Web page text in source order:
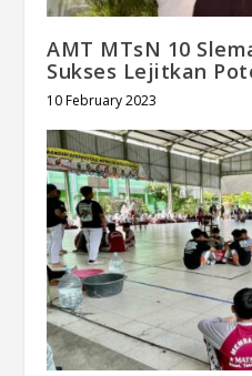
AMT MTsN 10
Sukses Lejitkan
10 February 2023